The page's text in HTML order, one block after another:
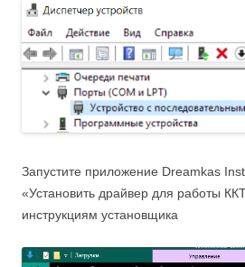
Запустите приложение Dreamkas
«Установить драйвер для работы
инструкциям установщика